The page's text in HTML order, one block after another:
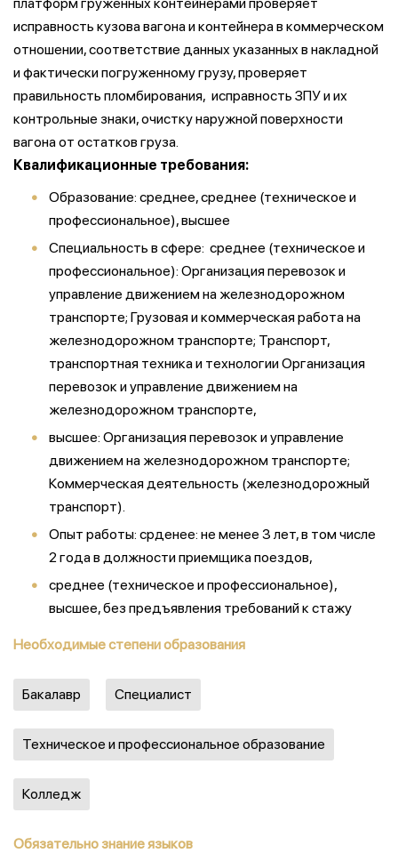
исправность кузова вагона и контейнера в коммерческом
отношении, соответствие данных указанных в накладной
и фактически погруженному грузу, проверяет
правильность пломбирования, исправность ЗПУ и их
контрольные знаки, очистку наружной поверхности
вагона от остатков груза.
Квалификационные требования:
Образование: среднее, среднее (техническое и
профессиональное), высшее
Специальность в сфере: среднее (техническое и
профессиональное): Организация перевозок и
управление движением на железнодорожном
транспорте; Грузовая и коммерческая работа на
железнодорожном транспорте; Транспорт,
транспортная техника и технологии Организация
перевозок и управление движением на
железнодорожном транспорте,
высшее: Организация перевозок и управление
движением на железнодорожном транспорте;
Коммерческая деятельность (железнодорожный
транспорт).
Опыт работы: срденее: не менее 3 лет, в том числе
2 года в должности приемщика поездов,
среднее (техническое и профессиональное),
высшее, без предъявления требований к стажу
Необходимые степени образования
Бакалавр Специалист
Техническое и профессиональное образование
Колледж
Обязательно знание языков